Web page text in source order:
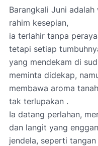
Barangkali Juni
rahim kesepian,
ia terlahir tanpa
tetapi setiap
yang mendekam di
meminta didekap,
membawa aroma
tak terlupakan .
Ia datang perlahan,
dan langit yang
jendela, seperti